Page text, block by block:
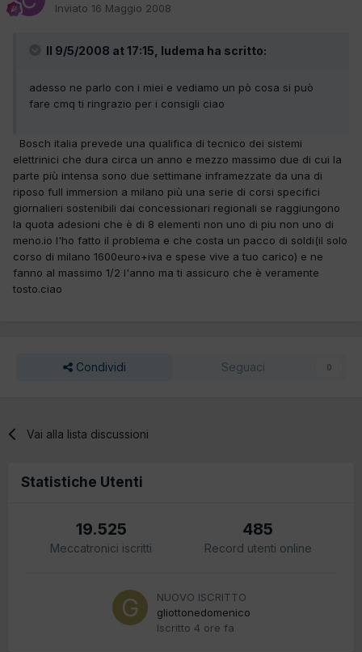
Inviato 16 Maggio 2008
Il 9/5/2008 at 17:15, ludema ha scritto:
adesso ne parlo con i miei e vediamo un pò cosa si può
fare cmq ti ringrazio per i consigli ciao
Bosch italia prevede una qualifica di tecnico dei sistemi
elettrinici che dura circa un anno e mezzo massimo due di cui la
parte più intensa sono due settimane inframezzate da una di
riposo full immersion a milano più una serie di corsi specifici
giornalieri sostenibili dai concessionari regionali se raggiungono
la quota adesioni che è di 8 elementi non uno di piu non uno di
meno.io l'ho fatto il problema e che costa un pacco di soldi(il solo
corso di milano 1600euro+iva e spese vive a tuo carico) e ne
fanno al massimo 1/2 l'anno ma ti assicuro che è veramente
tosto.ciao
Condividi Seguaci 0
Vai alla lista discussioni
Statistiche Utenti
19.525
Meccatronici iscritti
485
Record utenti online
NUOVO ISCRITTO
gliottonedomenico
Iscritto 4 ore fa